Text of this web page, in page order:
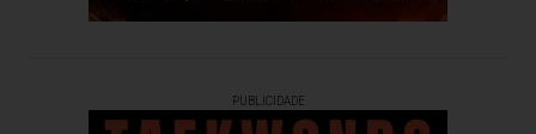
PUBLICIDADE